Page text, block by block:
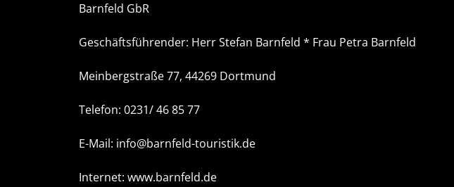
Barnfeld GbR
Geschäftsführender: Herr Stefan Barnfeld * Frau Petra Barnfeld
Meinbergstraße 77, 44269 Dortmund
Telefon: 0231/ 46 85 77
E-Mail: info@barnfeld-touristik.de
Internet: www.barnfeld.de